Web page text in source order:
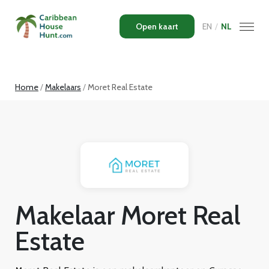
Open kaart EN / NL
Home Makelaars Moret Real Estate
Makelaar Moret Real
Estate